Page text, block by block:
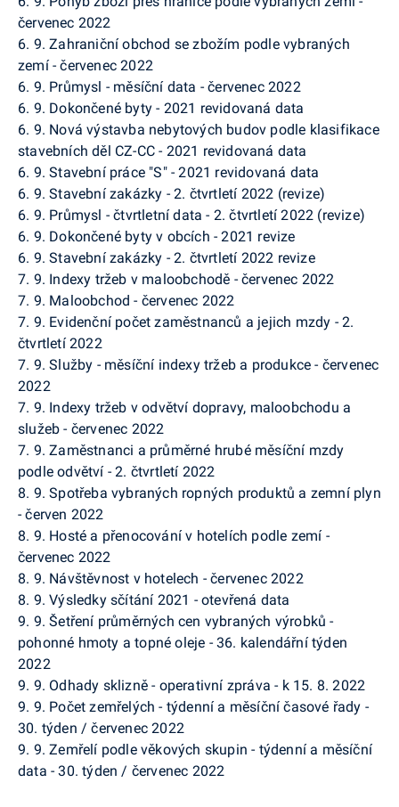
červenec 2022
6. 9. Zahraniční obchod se zbožím podle vybraných
zemí - červenec 2022
6. 9. Průmysl - měsíční data - červenec 2022
6. 9. Dokončené byty - 2021 revidovaná data
6. 9. Nová výstavba nebytových budov podle klasifikace
stavebních děl CZ-CC - 2021 revidovaná data
6. 9. Stavební práce "S" - 2021 revidovaná data
6. 9. Stavební zakázky - 2. čtvrtletí 2022 (revize)
6. 9. Průmysl - čtvrtletní data - 2. čtvrtletí 2022 (revize)
6. 9. Dokončené byty v obcích - 2021 revize
6. 9. Stavební zakázky - 2. čtvrtletí 2022 revize
7. 9. Indexy tržeb v maloobchodě - červenec 2022
7. 9. Maloobchod - červenec 2022
7. 9. Evidenční počet zaměstnanců a jejich mzdy - 2.
čtvrtletí 2022
7. 9. Služby - měsíční indexy tržeb a produkce - červenec
2022
7. 9. Indexy tržeb v odvětví dopravy, maloobchodu a
služeb - červenec 2022
7. 9. Zaměstnanci a průměrné hrubé měsíční mzdy
podle odvětví - 2. čtvrtletí 2022
8. 9. Spotřeba vybraných ropných produktů a zemní plyn
- červen 2022
8. 9. Hosté a přenocování v hotelích podle zemí -
červenec 2022
8. 9. Návštěvnost v hotelech - červenec 2022
8. 9. Výsledky sčítání 2021 - otevřená data
9. 9. Šetření průměrných cen vybraných výrobků -
pohonné hmoty a topné oleje - 36. kalendářní týden
2022
9. 9. Odhady sklizně - operativní zpráva - k 15. 8. 2022
9. 9. Počet zemřelých - týdenní a měsíční časové řady -
30. týden / červenec 2022
9. 9. Zemřelí podle věkových skupin - týdenní a měsíční
data - 30. týden / červenec 2022